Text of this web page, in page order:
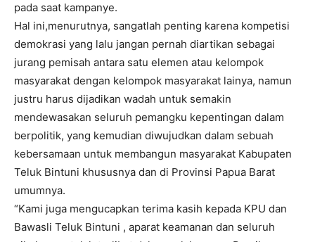
pada saat kampanye.
Hal ini,menurutnya, sangatlah penting karena kompetisi
demokrasi yang lalu jangan pernah diartikan sebagai
jurang pemisah antara satu elemen atau kelompok
masyarakat dengan kelompok masyarakat lainya, namun
justru harus dijadikan wadah untuk semakin
mendewasakan seluruh pemangku kepentingan dalam
berpolitik, yang kemudian diwujudkan dalam sebuah
kebersamaan untuk membangun masyarakat Kabupaten
Teluk Bintuni khususnya dan di Provinsi Papua Barat
umumnya.
“Kami juga mengucapkan terima kasih kepada KPU dan
Bawasli Teluk Bintuni , aparat keamanan dan seluruh